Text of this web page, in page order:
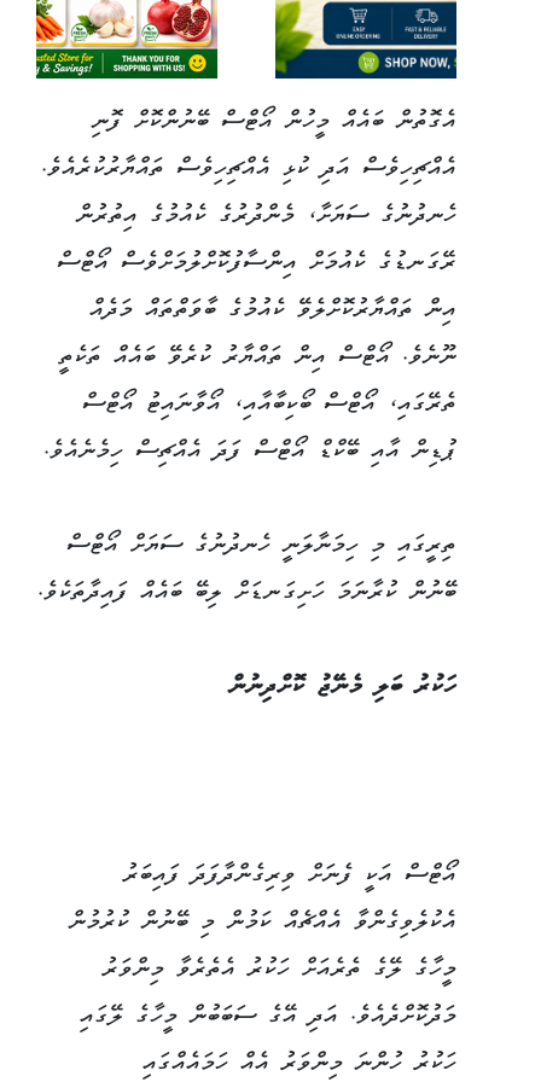
އެގޮތުން ބައެއް މީހުން އޯޓްސް ބޭނުންކޮށް ފޮނި
އެއްޗިހިވެސް އަދި ކުޅި އެއްޗިހިވެސް ތައްޔާރުކުރެއެވެ.
ހެނދުނުގެ ސަޔަށާ، މެންދުރުގެ ކެއުމުގެ އިތުރުން
ރޭގަނޑުގެ ކެއުމަށް އިންސާފުކޮށްލުމަށްވެސް އޯޓްސް
އިން ތައްޔާރުކޮށްލެވޭ ކެއުމުގެ ބާވަތްތައް މަދެއް
ނޫނެވެ. އޯޓްސް އިން ތައްޔާރު ކުރެވޭ ބައެއް ތަކެތީ
ތެރޭގައި، އޯޓްސް ބޯކިބާއާއި، އޯވާނައިޓު އޯޓްސް
ޕުޑިން އާއި ބޭކްޑް އޯޓްސް ފަދަ އެއްޗިސް ހިމެނެއެވެ.
ތިރީގައި މި ހިމަނާލަނީ ހެނދުނުގެ ސަޔަށް އޯޓްސް
ބޭނުން ކުރާނަމަ ހަށިގަނޑަށް ލިބޭ ބައެއް ފައިދާތަކެވެ.
ހަކުރު ބަލި މެނޭޖު ކޮށްދިނުން
އޯޓްސް އަކީ ފެނަށް ވިރިގެންދާފަދަ ފައިބަރު
އެކުލެވިގެންވާ އެއްޗެއް ކަމުން މި ބޭނުން ކުރުމުން
މީހާގެ ލޭގެ ތެރެއަށް ހަކުރު އެތެރެވާ މިންވަރު
މަދުކޮށްދެއެވެ. އަދި އޭގެ ސަބަބުން މީހާގެ ލޭގައި
ހަކުރު ހުންނަ މިންވަރު އެއް ހަމައެއްގައި